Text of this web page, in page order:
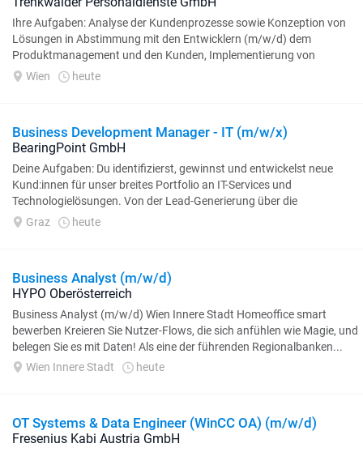
Ihre Aufgaben: Analyse der Kundenprozesse sowie Konzeption von
Lösungen in Abstimmung mit den Entwicklern (m/w/d) dem
Produktmanagement und den Kunden, Implementierung von
modernen IT Lösungen (Apps...
Wien heute
Business Development Manager - IT (m/w/x)
BearingPoint GmbH
Deine Aufgaben: Du identifizierst, gewinnst und entwickelst neue
Kund:innen für unser breites Portfolio an IT-Services und
Technologielösungen. Von der Lead-Generierung über die
Angebotserstellung...
Graz heute
Business Analyst (m/w/d)
HYPO Oberösterreich
Business Analyst (m/w/d) Wien Innere Stadt Homeoffice smart
bewerben Kreieren Sie Nutzer-Flows, die sich anfühlen wie Magie, und
belegen Sie es mit Daten! Als eine der führenden Regionalbanken...
Wien Innere Stadt
heute
OT Systems & Data Engineer (WinCC OA) (m/w/d)
Fresenius Kabi Austria GmbH